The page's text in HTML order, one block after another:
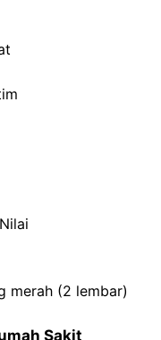
merah (2 lembar)
Sakit